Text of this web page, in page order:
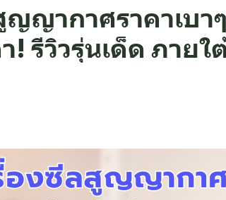
ญากาศราคาเบา
! รีวิวรุ่นเด็ด ภาย